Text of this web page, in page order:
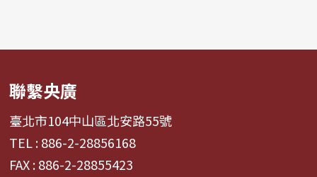
聯繫央廣
臺北市104中山區北安路55號
TEL : 886-2-28856168
FAX : 886-2-28855423